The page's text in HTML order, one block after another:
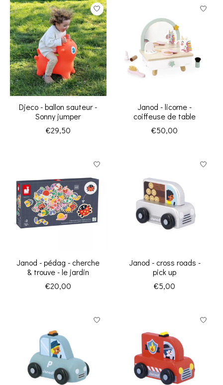
Djeco - ballon sauteur -
Sonny jumper
€29,50
Janod - licorne -
coiffeuse de table
€50,00
Janod - pédag - cherche
& trouve - le jardin
€20,00
Janod - cross roads -
pick up
€5,00